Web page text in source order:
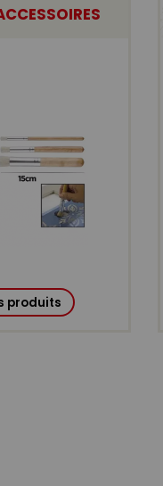
produits